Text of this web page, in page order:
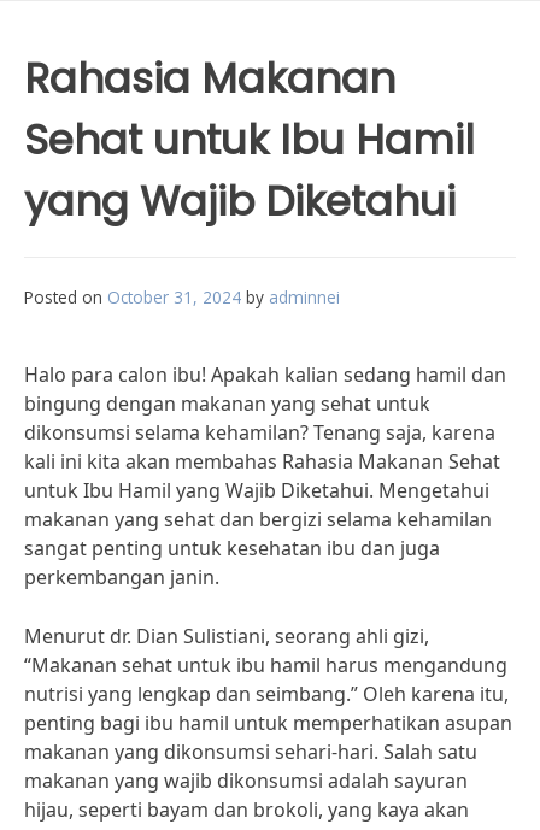
Rahasia Makanan
Sehat untuk Ibu Hamil
yang Wajib Diketahui
Posted on October 31, 2024 by adminnei
Halo para calon ibu! Apakah kalian sedang hamil dan
bingung dengan makanan yang sehat untuk
dikonsumsi selama kehamilan? Tenang saja, karena
kali ini kita akan membahas Rahasia Makanan Sehat
untuk Ibu Hamil yang Wajib Diketahui. Mengetahui
makanan yang sehat dan bergizi selama kehamilan
sangat penting untuk kesehatan ibu dan juga
perkembangan janin.
Menurut dr. Dian Sulistiani, seorang ahli gizi,
“Makanan sehat untuk ibu hamil harus mengandung
nutrisi yang lengkap dan seimbang.” Oleh karena itu,
penting bagi ibu hamil untuk memperhatikan asupan
makanan yang dikonsumsi sehari-hari. Salah satu
makanan yang wajib dikonsumsi adalah sayuran
hijau, seperti bayam dan brokoli, yang kaya akan